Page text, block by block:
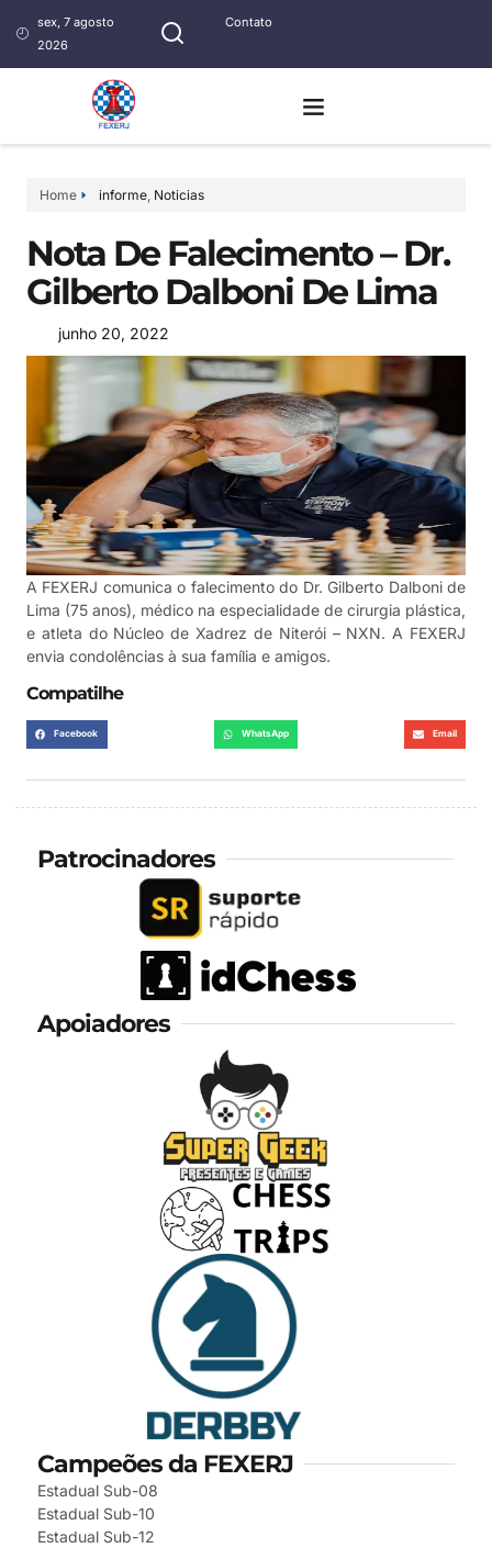
sex, 7 agosto
2026
Contato
Home informe, Noticias
Nota De Falecimento – Dr.
Gilberto Dalboni De Lima
junho 20, 2022
A FEXERJ comunica o falecimento do Dr. Gilberto Dalboni de
Lima (75 anos), médico na especialidade de cirurgia plástica,
e atleta do Núcleo de Xadrez de Niterói – NXN. A FEXERJ
envia condolências à sua família e amigos.
Compatilhe
Facebook WhatsApp Email
Patrocinadores
Apoiadores
Campeões da FEXERJ
Estadual Sub-08
Estadual Sub-10
Estadual Sub-12